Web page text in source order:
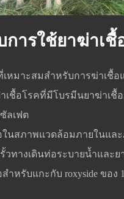
การใช้ยาฆ่าเชื้
เหมาะสมสำหรับการฆ่าเชื้
เชื้อโรคที่มีโบรมีนยาฆ่าเชื้
ลเฟต
ในสภาพแวดล้อมภายในแล
วทางเดินท่อระบายน้ำและ
ำหรับแกะกับ roxyside ของ